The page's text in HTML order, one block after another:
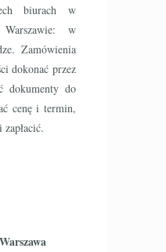
biurach w
w
Zamówienia
dokonać przez
dokumenty do
cenę i termin,